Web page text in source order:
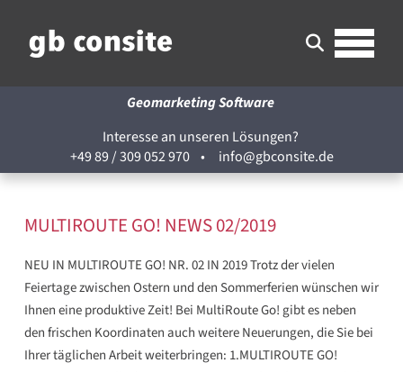
Geomarketing Software
Interesse an unseren Lösungen?
+49 89 / 309 052 970• info@gbconsite.de
MULTIROUTE GO! NEWS 02/2019
NEU IN MULTIROUTE GO! NR. 02 IN 2019 Trotz der vielen
Feiertage zwischen Ostern und den Sommerferien wünschen wir
Ihnen eine produktive Zeit! Bei MultiRoute Go! gibt es neben
den frischen Koordinaten auch weitere Neuerungen, die Sie bei
Ihrer täglichen Arbeit weiterbringen: 1.MULTIROUTE GO!